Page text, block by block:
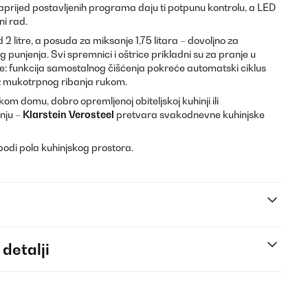
postavljenih programa daju ti potpunu kontrolu, a LED
rad.
litre, a posuda za miksanje 1,75 litara – dovoljno za
punjenja. Svi spremnici i oštrice prikladni su za pranje u
funkcija samostalnog čišćenja pokreće automatski ciklus
mukotrpnog ribanja rukom.
domu, dobro opremljenoj obiteljskoj kuhinji ili
– Klarstein Verosteel pretvara svakodnevne kuhinjske
pola kuhinjskog prostora.
detalji